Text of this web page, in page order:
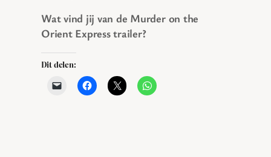
Wat vind jij van de Murder on the
Orient Express trailer?
Dit delen: